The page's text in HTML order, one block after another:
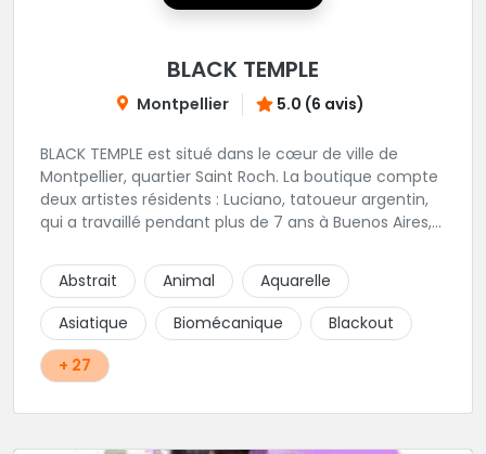
BLACK TEMPLE
Montpellier 5.0 (6 avis)
BLACK TEMPLE est situé dans le cœur de ville de
Montpellier, quartier Saint Roch. La boutique compte
deux artistes résidents : Luciano, tatoueur argentin,
qui a travaillé pendant plus de 7 ans à Buenos Aires,
qui a travaillé dans plusieurs boutiques de la ville
avant de rejoindre notre équipe. La boutique
accueille plusieurs artistes tatoueurs en tant que
guests tout au long de l'année afin de proposer
d'autres styles.
Abstrait Animal
Aquarelle
Asiatique
Biomécanique
Blackout
+ 27